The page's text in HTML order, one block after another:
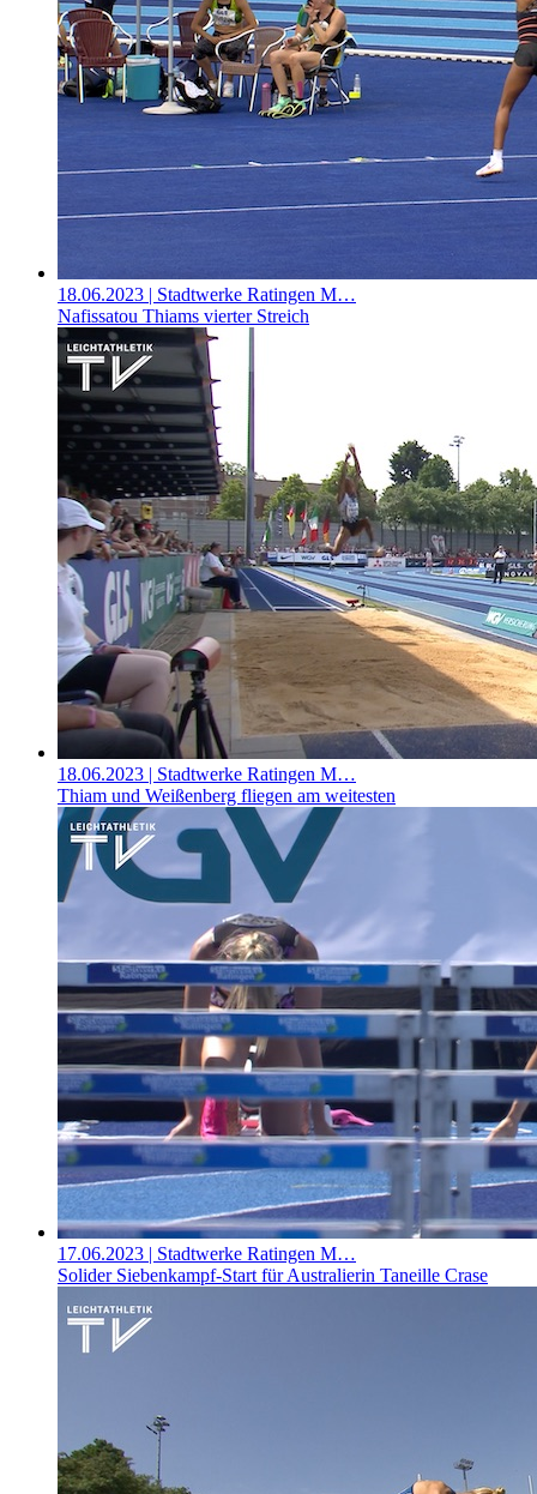
18.06.2023 | Stadtwerke Ratingen M…
Nafissatou Thiams vierter Streich
18.06.2023 | Stadtwerke Ratingen M…
Thiam und Weißenberg fliegen am weitesten
17.06.2023 | Stadtwerke Ratingen M…
Solider Siebenkampf-Start für Australierin Taneille Crase